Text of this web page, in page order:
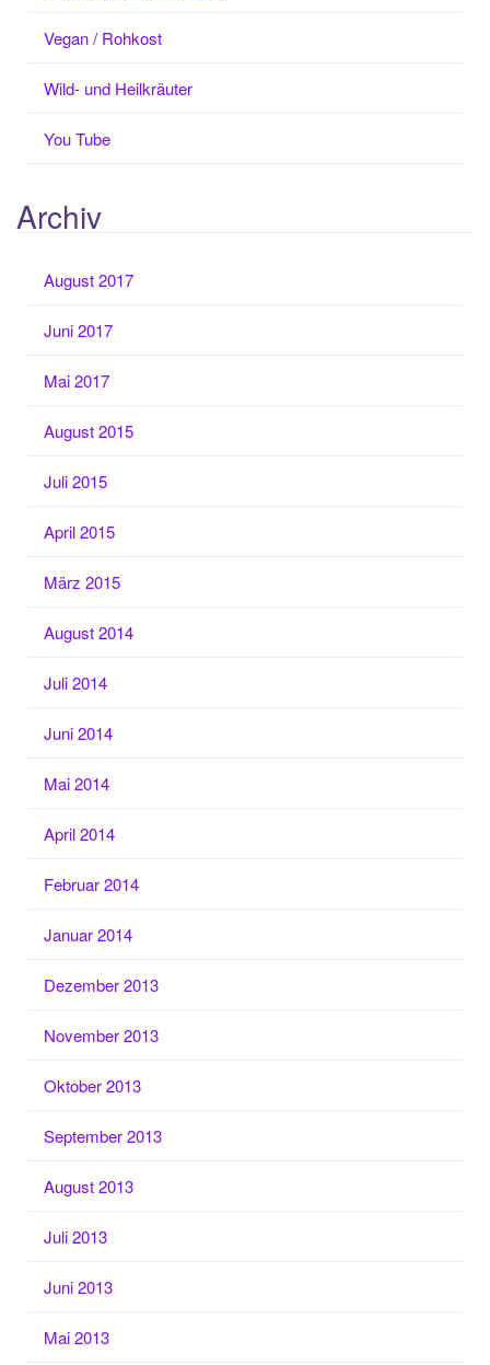
Vegan / Rohkost
Wild- und Heilkräuter
You Tube
Archiv
August 2017
Juni 2017
Mai 2017
August 2015
Juli 2015
April 2015
März 2015
August 2014
Juli 2014
Juni 2014
Mai 2014
April 2014
Februar 2014
Januar 2014
Dezember 2013
November 2013
Oktober 2013
September 2013
August 2013
Juli 2013
Juni 2013
Mai 2013